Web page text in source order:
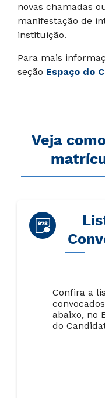
novas chamadas
manifestação de
instituição.
Para mais
seção Espaço do
Veja
Confira a
abaixo, no
do